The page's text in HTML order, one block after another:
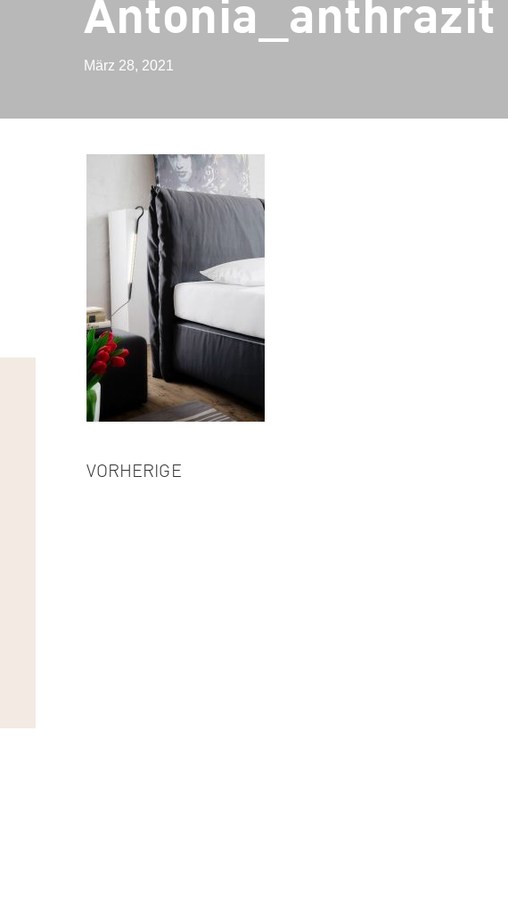
Antonia_anthrazit
März 28, 2021
VORHERIGE